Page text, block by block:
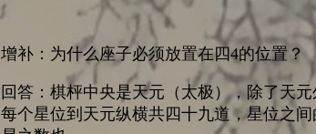
增补：为什么座子必须放置在四4的位置？
回答：棋枰中央是天元（太极），除了天
每个星位到天元纵横共四十九道，星位之